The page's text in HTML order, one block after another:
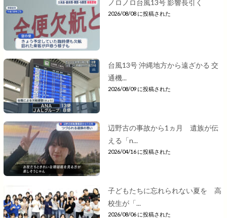
ノロノロ台風13号 影響長引く
2026/08/08 に投稿された
台風13号 沖縄地方から遠ざかる 交
通機...
2026/08/09 に投稿された
辺野古の事故から1ヵ月 遺族が伝
える「n...
2026/04/16 に投稿された
子どもたちに忘れられない夏を 高
校生が「...
2026/08/06 に投稿された